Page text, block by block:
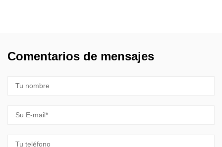
Comentarios de mensajes